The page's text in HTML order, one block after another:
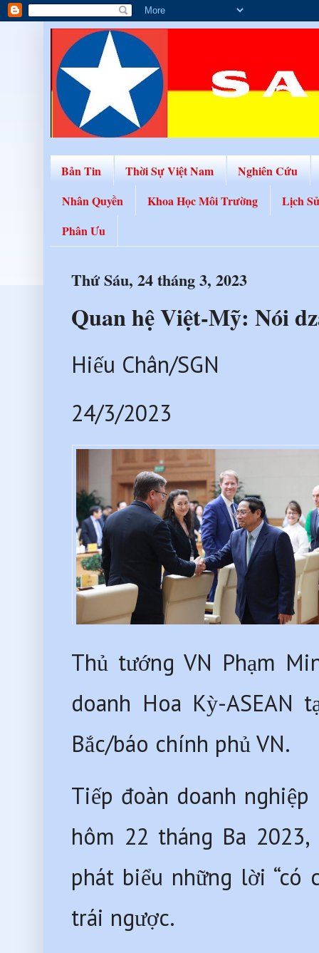
Bản Tin Thời Sự Việt Nam
Nghiên Cứu
Nhân Quyền
Khoa Học Môi Trường
Lịch
Phân Ưu
Thứ Sáu, 24 tháng 3, 2023
Quan hệ Việt-Mỹ: Nói
Hiếu Chân/SGN
24/3/2023
Thủ tướng VN Phạm
doanh Hoa Kỳ-ASEAN
Bắc/báo chính phủ VN.
Tiếp đoàn doanh
hôm 22 tháng Ba
phát biểu những lời “có
trái ngược.